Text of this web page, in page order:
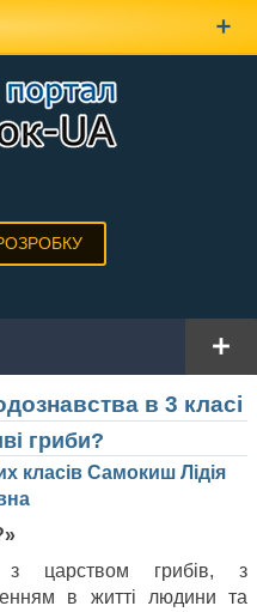
в 3 класі
гриби?
класів Самокиш Лідія
царством грибів, з
в житті людини та